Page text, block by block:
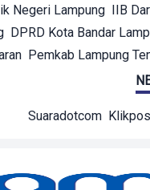
Negeri Lampung IIB
DPRD Kota Bandar
Pemkab Lampung
Suaradotcom